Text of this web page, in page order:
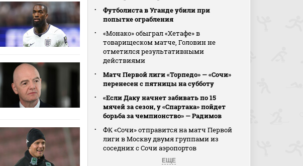
Футболиста в Уганде убили при
попытке ограбления
«Монако» обыграл «Хетафе» в
товарищеском матче, Головин не
отметился результативными
действиями
Матч Первой лиги «Торпедо» — «Сочи»
перенесен с пятницы на субботу
«Если Даку начнет забивать по 15
мячей за сезон, у «Спартака» пойдет
борьба за чемпионство» — Радимов
ФК «Сочи» отправится на матч Первой
лиги в Москву двумя группами из
соседних с Сочи аэропортов
ЕЩЕ